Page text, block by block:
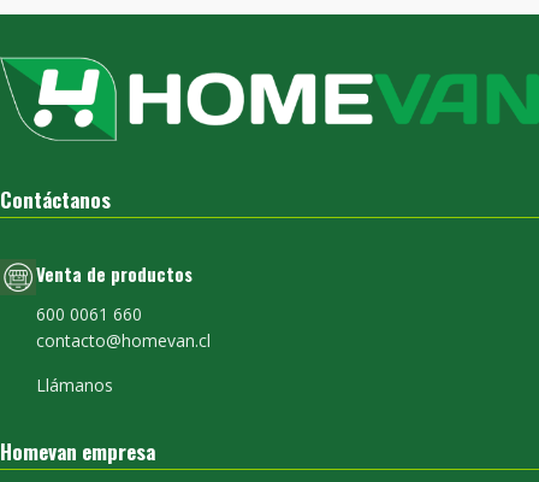
Contáctanos
Venta de productos
600 0061 660
contacto@homevan.cl
Llámanos
Homevan empresa